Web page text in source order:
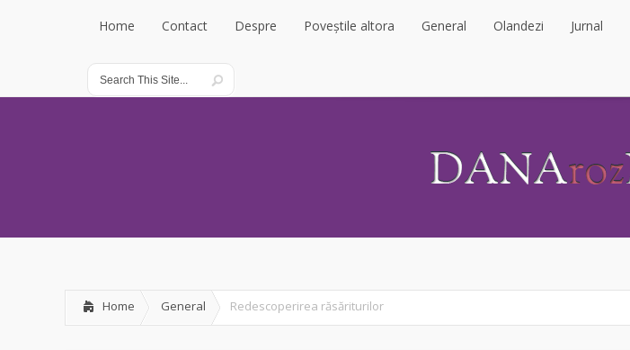
Home
Home
Contact
Contact
Despre Poveștile altora General Olandezi Jurnal
Home General Redescoperirea răsăriturilor